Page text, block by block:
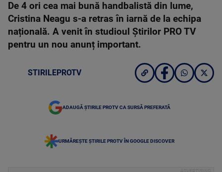
De 4 ori cea mai bună handbalistă din lume,
Cristina Neagu s-a retras în iarnă de la echipa
națională. A venit în studioul Știrilor PRO TV
pentru un nou anunț important.
STIRILEPROTV
ADAUGĂ ȘTIRILE PROTV CA SURSĂ PREFERATĂ
URMĂREȘTE ȘTIRILE PROTV ÎN GOOGLE DISCOVER